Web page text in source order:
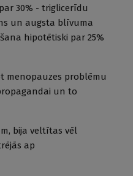
30% - triglicerīdu
un augsta blīvuma
hipotētiski par 25%
menopauzes problēmu
un to
bija veltītas vēl
ap